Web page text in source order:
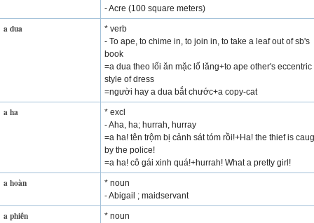
- Acre (100 square meters)
a dua
* verb
- To ape, to chime in, to join in, to take a leaf out of sb's
book
=a dua theo lối ăn mặc lố lăng+to ape other's eccentric
style of dress
=người hay a dua bắt chước+a copy-cat
a ha
* excl
- Aha, ha; hurrah, hurray
=a ha! tên trộm bị cảnh sát tóm rồi!+Ha! the thief is
by the police!
=a ha! cô gái xinh quá!+hurrah! What a pretty girl!
a hoàn
* noun
- Abigail ; maidservant
a phiến
* noun